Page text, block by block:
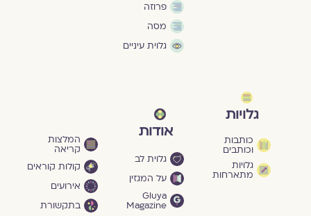
פרוזה
מסה
גלוית עיניים
גלויות
כותבות
וכותבים
גלויות
מתארחות
אודות
גלוית לב
על המגזין
Gluya
Magazine
המלצות
קריאה
קולות קוראים
אירועים
בתקשורת